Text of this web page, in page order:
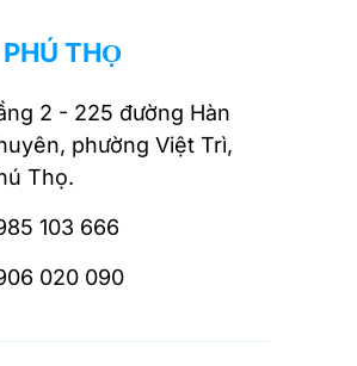
THỌ
2 - 225 đường Hàn
phường Việt Trì,
Thọ.
103 666
020 090